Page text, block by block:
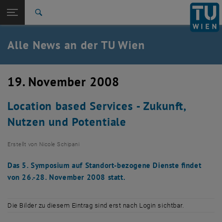
TU Login
Quicklinks
Quicklinks-Menü umschalten
Studium
Karriere
Zurück: Subseiten von TU Wien Startseite auflisten
Zurück zur letzten Ebene:
TU Wien Startseite
Übersicht
Alle News an der TU Wien
19. November 2008
Location based Services - Zukunft,
Nutzen und Potentiale
Erstellt von Nicole Schipani
Das 5. Symposium auf Standort-bezogene Dienste findet
von 26.-28. November 2008 statt.
Die Bilder zu diesem Eintrag sind erst nach Login sichtbar.